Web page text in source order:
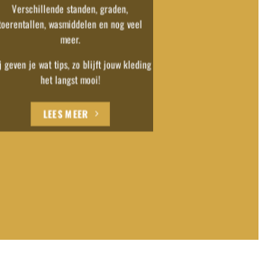
Verschillende standen, graden,
wasmiddelen en nog veel
meer.
geven je wat tips, zo blijft jouw kleding
het langst mooi!
LEES MEER